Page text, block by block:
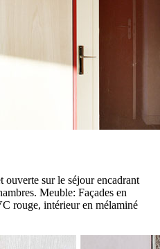
sur le séjour encadrant
Meuble: Façades en
rouge, intérieur en mélaminé